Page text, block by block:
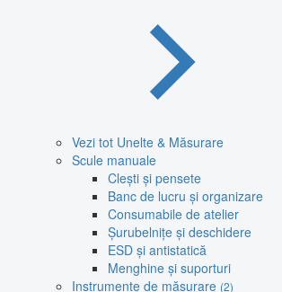
Vezi tot Unelte & Măsurare
Scule manuale
Clești și pensete
Banc de lucru și organizare
Consumabile de atelier
Șurubelnițe și deschidere
ESD și antistatică
Menghine și suporturi
Instrumente de măsurare (2)